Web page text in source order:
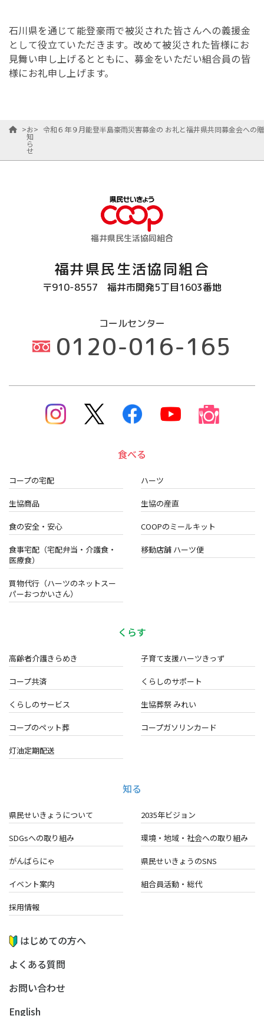
石川県を通じて能登豪雨で被災された皆さんへの義援金
として役立ていただきます。改めて被災された皆様にお
見舞い申し上げるとともに、募金をいただい組合員の皆
様にお礼申し上げます。
>お
知
ら
せ
> 令和６年９月能登半島豪雨災害募金の お礼と福井県共同募金会への
福井県民生活協同組合
福井県民生活協同組合
〒910-8557 福井市開発5丁目1603番地
コールセンター
0120-016-165
食べる
コープの宅配 ハーツ
生協商品 生協の産直
食の安全・安心 COOPのミールキット
食事宅配（宅配弁当・介護食・
医療食）
移動店舗 ハーツ便
買物代行（ハーツのネットスー
パーおつかいさん）
くらす
高齢者介護きらめき 子育て支援ハーツきっず
コープ共済 くらしのサポート
くらしのサービス 生協葬祭 みれい
コープのペット葬 コープガソリンカード
灯油定期配送
知る
県民せいきょうについて 2035年ビジョン
SDGsへの取り組み 環境・地域・ 社会への取り組み
がんばらにゃ 県民せいきょうのSNS
イベント案内 組合員活動・総代
採用情報
はじめての方へ
よくある質問
お問い合わせ
English